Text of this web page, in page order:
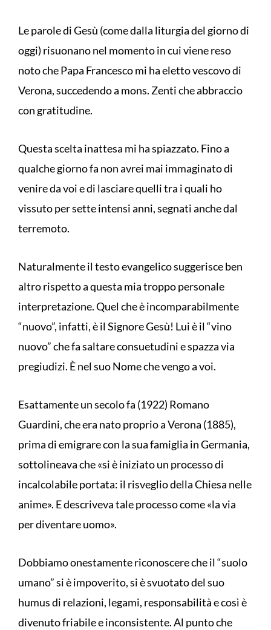
Le parole di Gesù (come dalla liturgia del giorno di
oggi) risuonano nel momento in cui viene reso
noto che Papa Francesco mi ha eletto vescovo di
Verona, succedendo a mons. Zenti che abbraccio
con gratitudine.
Questa scelta inattesa mi ha spiazzato. Fino a
qualche giorno fa non avrei mai immaginato di
venire da voi e di lasciare quelli tra i quali ho
vissuto per sette intensi anni, segnati anche dal
terremoto.
Naturalmente il testo evangelico suggerisce ben
altro rispetto a questa mia troppo personale
interpretazione. Quel che è incomparabilmente
“nuovo”, infatti, è il Signore Gesù! Lui è il “vino
nuovo” che fa saltare consuetudini e spazza via
pregiudizi. È nel suo Nome che vengo a voi.
Esattamente un secolo fa (1922) Romano
Guardini, che era nato proprio a Verona (1885),
prima di emigrare con la sua famiglia in Germania,
sottolineava che «si è iniziato un processo di
incalcolabile portata: il risveglio della Chiesa nelle
anime». E descriveva tale processo come «la via
per diventare uomo».
Dobbiamo onestamente riconoscere che il “suolo
umano” si è impoverito, si è svuotato del suo
humus di relazioni, legami, responsabilità e così è
divenuto friabile e inconsistente. Al punto che